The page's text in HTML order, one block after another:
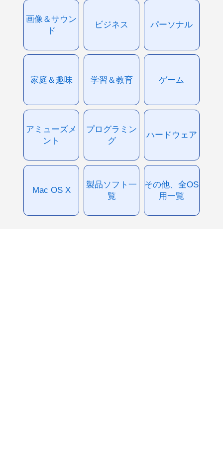
画像＆サウン
ド
ビジネス パーソナル
家庭＆趣味 学習＆教育 ゲーム
アミューズメ
ント
プログラミン
グ
ハードウェア
Mac OS X
製品ソフト一
覧
その他、全OS
用一覧